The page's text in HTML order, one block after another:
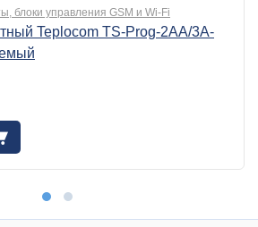
блоки управления GSM и Wi-Fi
Teplocom TS-Prog-2AA/3A-